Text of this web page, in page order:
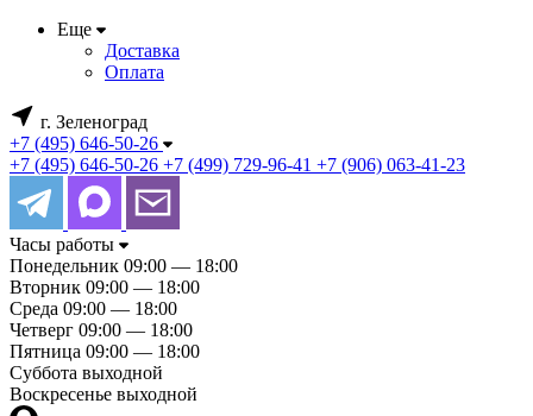
Еще
Доставка
Оплата
г. Зеленоград
+7 (495) 646-50-26
+7 (495) 646-50-26 +7 (499) 729-96-41 +7 (906) 063-41-23
Часы работы
Понедельник 09:00 — 18:00
Вторник 09:00 — 18:00
Среда 09:00 — 18:00
Четверг 09:00 — 18:00
Пятница 09:00 — 18:00
Суббота выходной
Воскресенье выходной